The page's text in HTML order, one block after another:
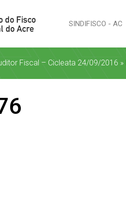
SINDIFISCO - AC
Fiscal – Cicleata 24/09/2016 »